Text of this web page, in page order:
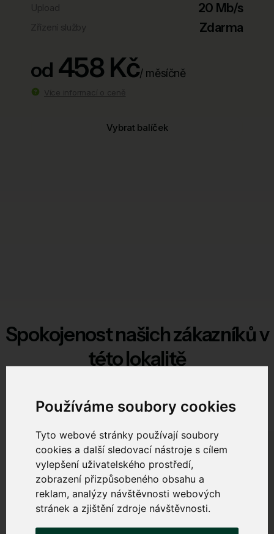
Používáme soubory cookies
Tyto webové stránky používají soubory
cookies a další sledovací nástroje s cílem
vylepšení uživatelského prostředí,
zobrazení přizpůsobeného obsahu a
reklam, analýzy návštěvnosti webových
stránek a zjištění zdroje návštěvnosti.
20 Mb/s
Zdarma
od 458 Kč/ měsíčně
Vybrat balíček
Spokojenost našich zákazníků v
této lokalitě
A jak jsou spokojeni:
MV
Velmi rychlá montáž, technici si